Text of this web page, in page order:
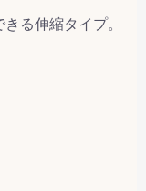
る伸縮タイプ。